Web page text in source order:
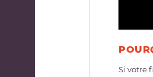
Si votre